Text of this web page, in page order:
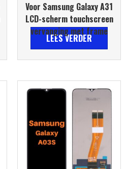
Voor Samsung Galaxy A31
LCD-scherm touchscreen
vervanging met frame
LEES VERDER